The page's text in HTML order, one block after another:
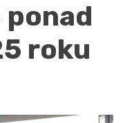
ponad
roku